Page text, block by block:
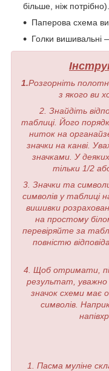
більше, ніж потрібно).
Паперова схема
Голки вишивальні
1.Розгорніть
з якого ви
2. Знайдіть
таблиці. Його
ниток на
значки на канві.
значками. У
тільки 1/2
3. Значки та
символів у таблиці
вишивки
на простому
перевіряйте за
повністю
4. Щоб отримати,
результат, уважно
значок схеми має
символів.
1. Пасма муліне